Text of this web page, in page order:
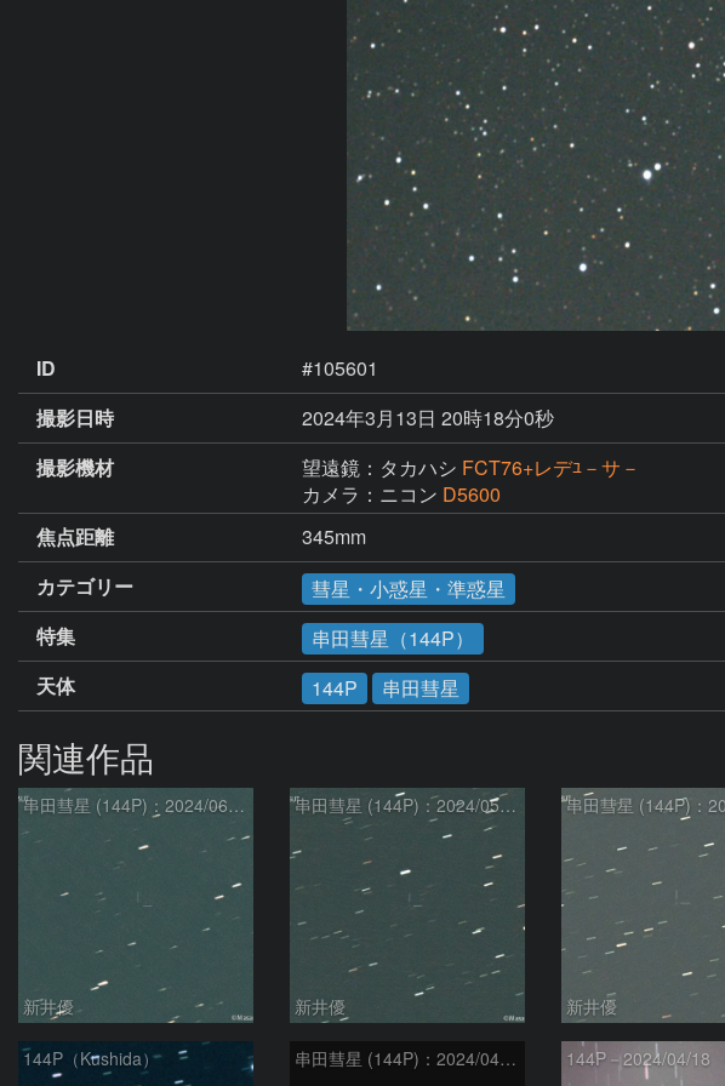
ID
#105601
撮影日時
2024年3月13日 20時18分0秒
撮影機材
望遠鏡：タカハシ FCT76+レデﾕ－サ－
カメラ：ニコン D5600
焦点距離
345mm
カテゴリー
彗星・小惑星・準惑星
特集
串田彗星（144P）
天体
144P 串田彗星
関連作品
串田彗星 (144P)：2024/06/08
新井優
串田彗星 (144P)：2024/05/29
新井優 新井優
144P（Kushida） 串田彗星 (144P)：2024/04/25 144P－2024/04/18